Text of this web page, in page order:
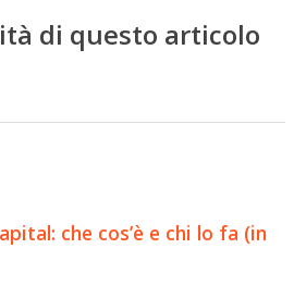
di questo articolo
che cos’è e chi lo fa (in